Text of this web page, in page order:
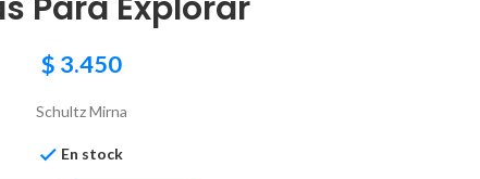
$ 3.450
Schultz Mirna
En stock